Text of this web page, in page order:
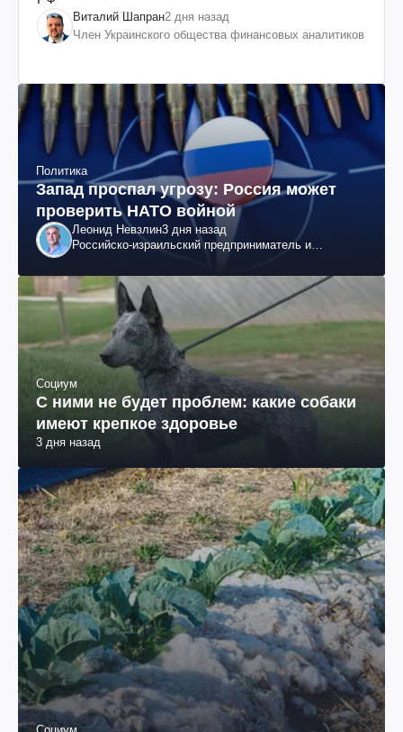
Виталий Шапран2 дня назад
Член Украинского общества финансовых аналитиков
Политика
Запад проспал угрозу: Россия может
проверить НАТО войной
Леонид Невзлин3 дня назад
Российско-израильский предприниматель и
"ЮКОСа"
Социум
С ними не будет проблем: какие собаки
имеют крепкое здоровье
3 дня назад